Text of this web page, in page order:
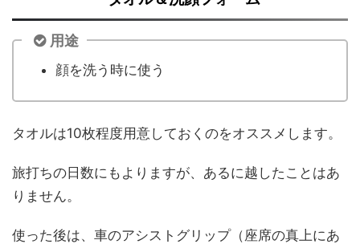
用途
顔を洗う時に使う
タオルは10枚程度用意しておくのをオススメします。
旅打ちの日数にもよりますが、あるに越したことはあ
りません。
使った後は、車のアシストグリップ（座席の真上にあ